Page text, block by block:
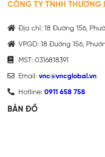
CÔNG TY TNHH THƯƠNG
Địa chỉ: 18 Đường 156,
VPGD: 18 Đường 156,
MST: 0316818391
Email: vnc@vncglobal.vn
Hotline: 0911 658 758
BẢN ĐỒ